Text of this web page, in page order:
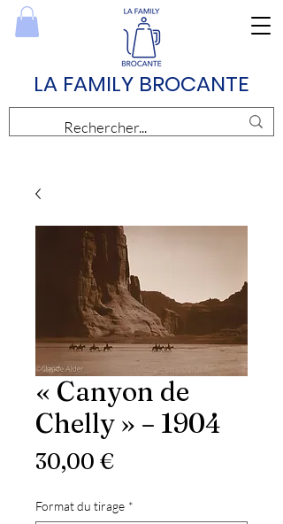
LA FAMILY BROCANTE
« Canyon de
Chelly » – 1904
30,00 €Prix
Format du tirage *